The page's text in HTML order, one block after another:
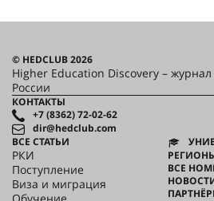
© HEDCLUB 2026
Higher Education Discovery –
России
КОНТАКТЫ
+7 (8362) 72-02-62
dir@hedclub.com
ВСЕ СТАТЬИ
РКИ
Поступление
Виза и миграция
ВСЕ